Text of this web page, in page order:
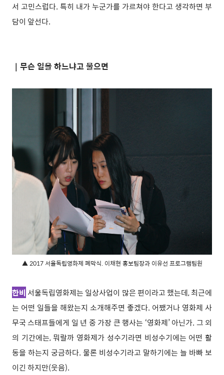
서 고민스럽다. 특히 내가 누군가를 가르쳐야 한다고 생각하면 부
담이 앞선다.
｜무슨 일을 하느냐고 물으면
▲ 2017 서울독립영화제 폐막식. 이채현 홍보팀장과 이유선 프로그램팀원
한비 서울독립영화제는 일상사업이 많은 편이라고 했는데, 최근에
는 어떤 일들을 해왔는지 소개해주면 좋겠다. 어쨌거나 영화제 사
무국 스태프들에게 일 년 중 가장 큰 행사는 ‘영화제’ 아닌가. 그 외
의 기간에는, 뭐랄까 영화제가 성수기라면 비성수기에는 어떤 활
동을 하는지 궁금하다. 물론 비성수기라고 말하기에는 늘 바빠 보
이긴 하지만(웃음).